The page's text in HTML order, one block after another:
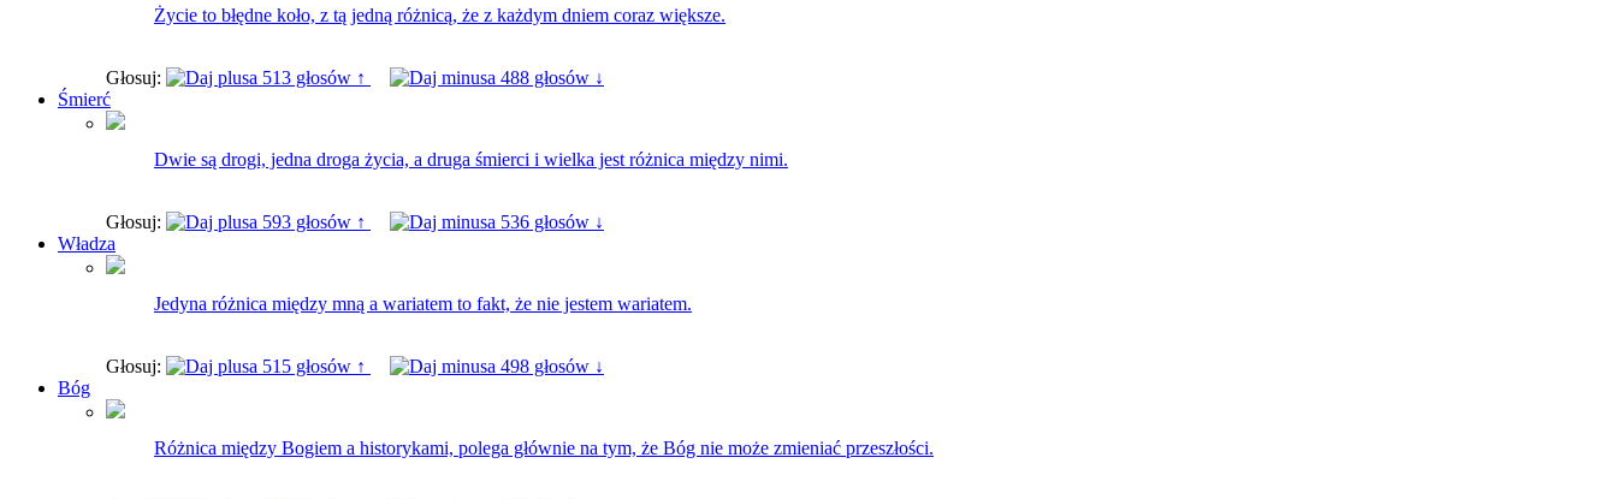
Życie to błędne koło, z tą jedną różnicą, że z każdym dniem coraz większe.
Głosuj: 513 głosów ↑
488 głosów ↓
Śmierć
Dwie są drogi, jedna droga życia, a druga śmierci i wielka jest różnica między nimi.
Głosuj: 593 głosów ↑
536 głosów ↓
Władza
Jedyna różnica między mną a wariatem to fakt, że nie jestem wariatem.
Głosuj: 515 głosów ↑
498 głosów ↓
Bóg
Różnica między Bogiem a historykami, polega głównie na tym, że Bóg nie może zmieniać przeszłości.